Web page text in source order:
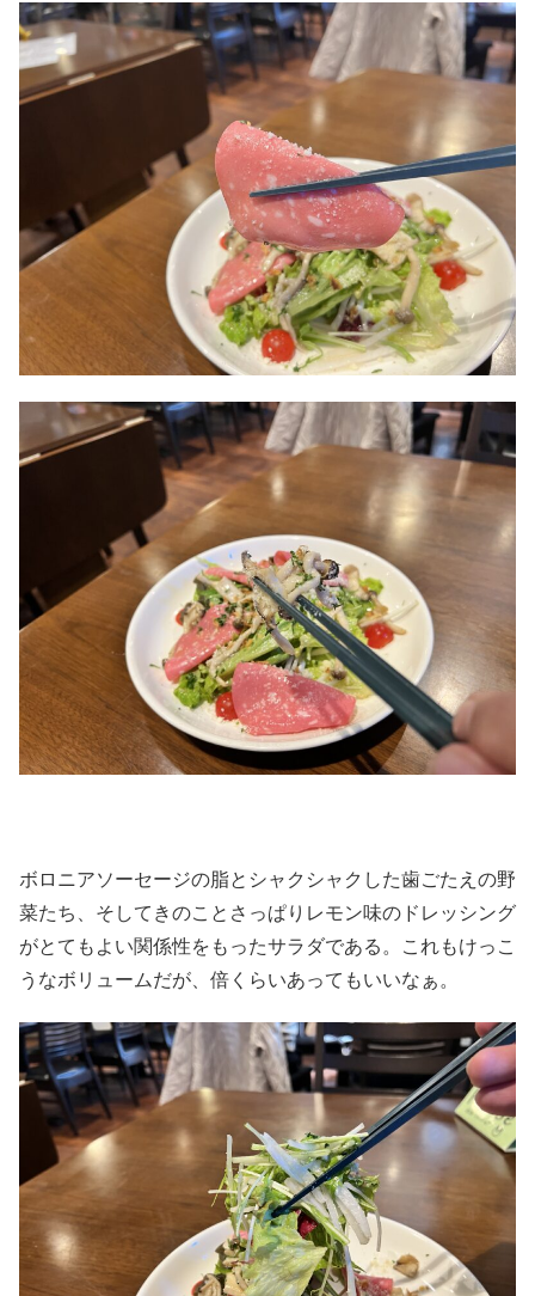
ボロニアソーセージの脂とシャクシャクした歯ごたえの野
菜たち、そしてきのことさっぱりレモン味のドレッシング
がとてもよい関係性をもったサラダである。これもけっこ
うなボリュームだが、倍くらいあってもいいなぁ。